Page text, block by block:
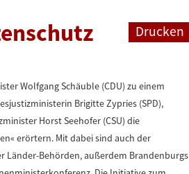
Drucken
Wolfgang Schäuble (CDU) zu einem
Brigitte Zypries (SPD),
Horst Seehofer (CSU) die
erörtern. Mit dabei sind auch der
Länder-Behörden, außerdem Brandenburgs